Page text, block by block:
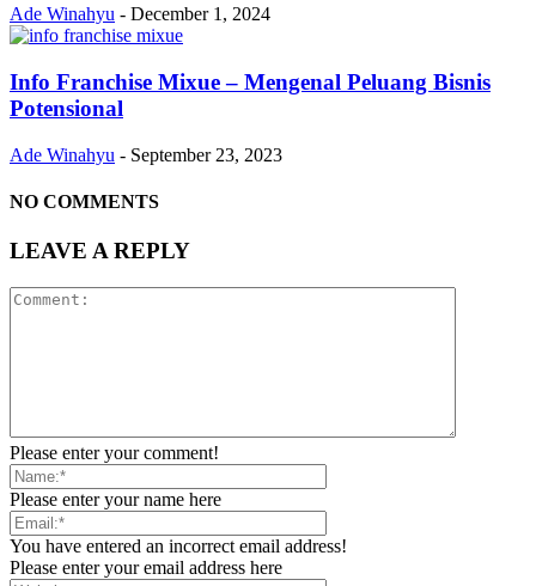
Ade Winahyu - December 1, 2024
Info Franchise Mixue – Mengenal Peluang Bisnis
Potensional
Ade Winahyu - September 23, 2023
NO COMMENTS
LEAVE A REPLY
Please enter your comment!
Please enter your name here
You have entered an incorrect email address!
Please enter your email address here